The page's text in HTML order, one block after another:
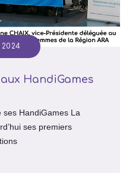
2024
HandiGames
ses HandiGames La
ses premiers